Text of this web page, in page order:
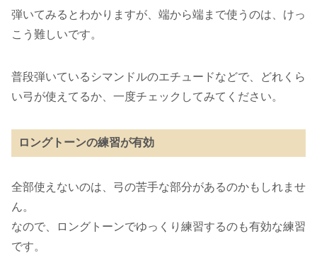
弾いてみるとわかりますが、端から端まで使うのは、けっ
こう難しいです。
普段弾いているシマンドルのエチュードなどで、どれくら
い弓が使えてるか、一度チェックしてみてください。
ロングトーンの練習が有効
全部使えないのは、弓の苦手な部分があるのかもしれませ
ん。
なので、ロングトーンでゆっくり練習するのも有効な練習
です。